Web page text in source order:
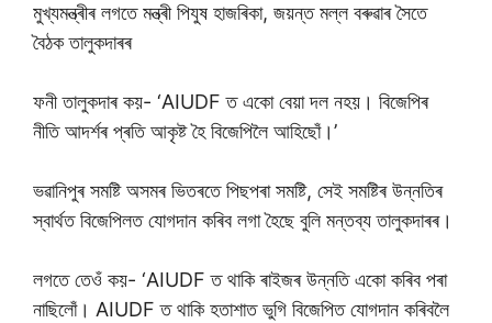
মুখ্যমন্ত্ৰীৰ লগতে মন্ত্ৰী পিযুষ হাজৰিকা, জয়ন্ত মল্ল বৰুৱাৰ সৈতে
বৈঠক তালুকদাৰৰ
ফনী তালুকদাৰ কয়- ‘AIUDF ত একো বেয়া দল নহয়। বিজেপিৰ
নীতি আদৰ্শৰ প্ৰতি আকৃষ্ট হৈ বিজেপিলৈ আহিছোঁ।’
ভৱানিপুৰ সমষ্টি অসমৰ ভিতৰতে পিছপৰা সমষ্টি, সেই সমষ্টিৰ উন্নতিৰ
স্বাৰ্থত বিজেপিলত যোগদান কৰিব লগা হৈছে বুলি মন্তব্য তালুকদাৰৰ।
লগতে তেওঁ কয়- ‘AIUDF ত থাকি ৰাইজৰ উন্নতি একো কৰিব পৰা
নাছিলোঁ। AIUDF ত থাকি হতাশাত ভুগি বিজেপিত যোগদান কৰিবলৈ